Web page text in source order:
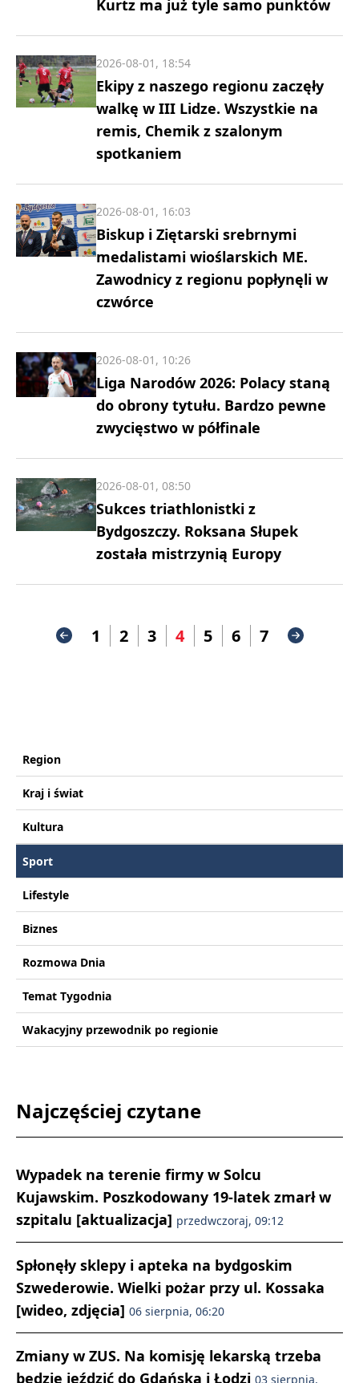
Kurtz ma już tyle samo punktów
Ekipy z naszego regionu zaczęły
walkę w III Lidze. Wszystkie na
remis, Chemik z szalonym
spotkaniem
2026-08-01, 18:54
Biskup i Ziętarski srebrnymi
medalistami wioślarskich ME.
Zawodnicy z regionu popłynęli w
czwórce
2026-08-01, 16:03
Liga Narodów 2026: Polacy staną
do obrony tytułu. Bardzo pewne
zwycięstwo w półfinale
2026-08-01, 10:26
Sukces triathlonistki z
Bydgoszczy. Roksana Słupek
została mistrzynią Europy
2026-08-01, 08:50
1 2 3 4 5 6 7
Region
Kraj i świat
Kultura
Sport
Lifestyle
Biznes
Rozmowa Dnia
Temat Tygodnia
Wakacyjny przewodnik po regionie
Najczęściej czytane
Wypadek na terenie firmy w Solcu
Kujawskim. Poszkodowany 19-latek zmarł w
szpitalu [aktualizacja] przedwczoraj, 09:12
Spłonęły sklepy i apteka na bydgoskim
Szwederowie. Wielki pożar przy ul. Kossaka
[wideo, zdjęcia] 06 sierpnia, 06:20
Zmiany w ZUS. Na komisję lekarską trzeba
będzie jeździć do Gdańska i Łodzi 03 sierpnia,